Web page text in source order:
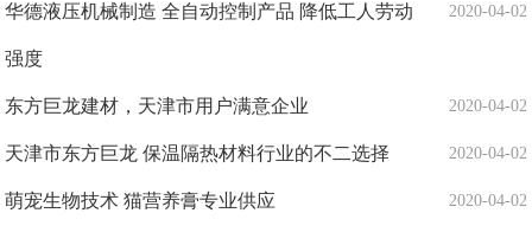
2020-04-02
华德液压机械制造 全自动控制产品 降低工人劳动
强度
2020-04-02
东方巨龙建材，天津市用户满意企业
2020-04-02
天津市东方巨龙 保温隔热材料行业的不二选择
2020-04-02
萌宠生物技术 猫营养膏专业供应